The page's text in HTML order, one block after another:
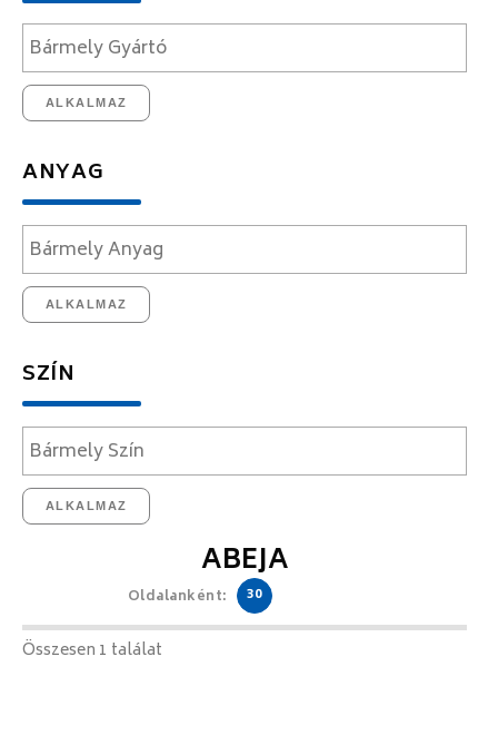
ALKALMAZ
ANYAG
ALKALMAZ
SZÍN
ALKALMAZ
ABEJA
Oldalanként: 30
Összesen 1 találat